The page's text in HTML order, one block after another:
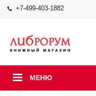
+7-499-403-1882
МЕНЮ